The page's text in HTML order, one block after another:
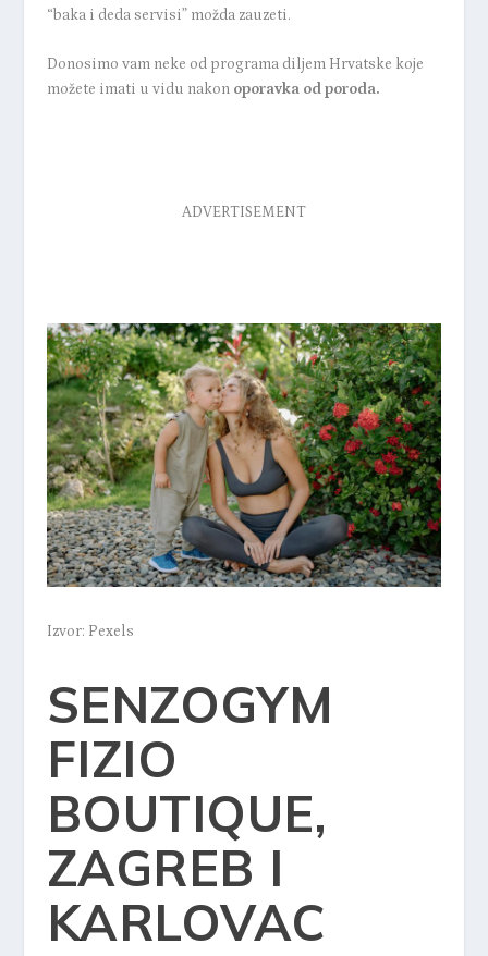
“baka i deda servisi” možda zauzeti.
Donosimo vam neke od programa diljem Hrvatske koje
možete imati u vidu nakon oporavka od poroda.
ADVERTISEMENT
Izvor: Pexels
SENZOGYM
FIZIO
BOUTIQUE,
ZAGREB I
KARLOVAC